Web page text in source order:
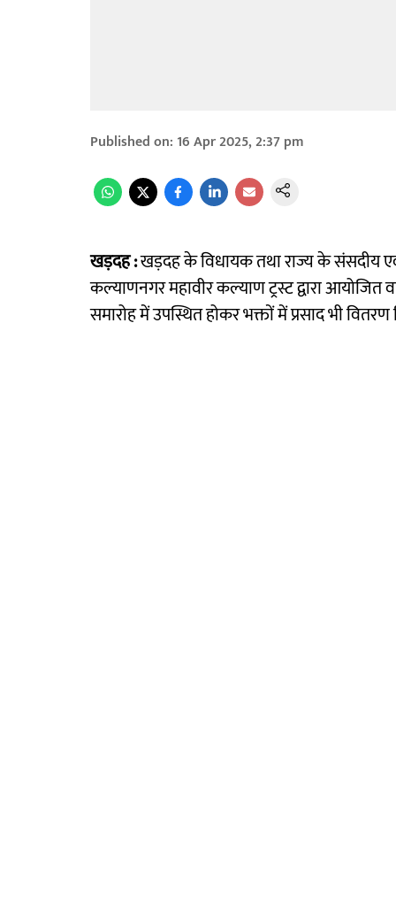
Published on: 16 Apr 2025, 2:37 pm
खड़दह :खड़दह के विधायक तथा राज्य के संसदीय
कल्याणनगर महावीर कल्याण ट्रस्ट द्वारा आयोजित
समारोह में उपस्थित होकर भक्तों में प्रसाद भी